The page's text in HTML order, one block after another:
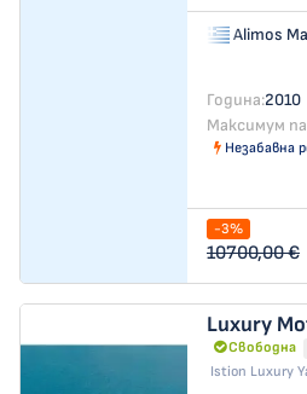
Alimos
Година:2010
Максимум
Незабавна
-3%
10700,00 €
Luxury
Свободна
Istion Luxury